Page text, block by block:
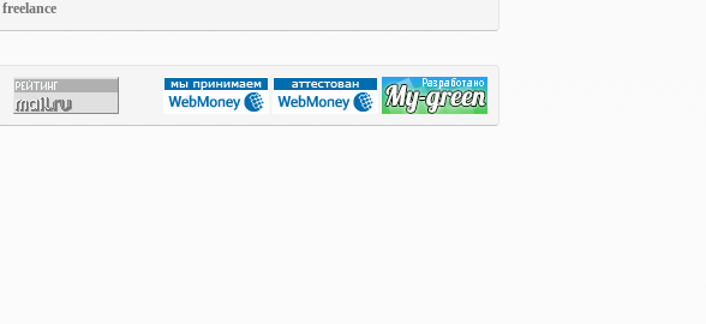
freelance